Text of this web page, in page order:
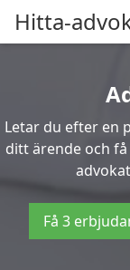
Hitta-
Letar du efter en
ditt ärende och
Få 3